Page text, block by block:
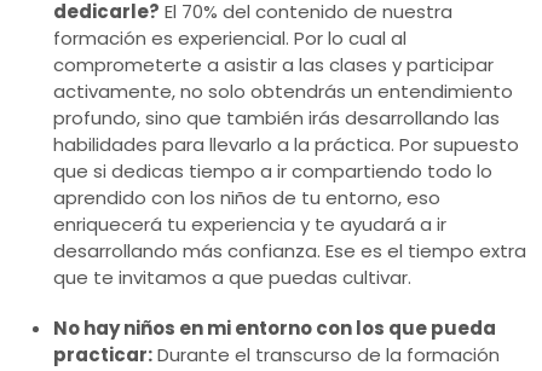
dedicarle? El 70% del contenido de nuestra
formación es experiencial. Por lo cual al
comprometerte a asistir a las clases y participar
activamente, no solo obtendrás un entendimiento
profundo, sino que también irás desarrollando las
habilidades para llevarlo a la práctica. Por supuesto
que si dedicas tiempo a ir compartiendo todo lo
aprendido con los niños de tu entorno, eso
enriquecerá tu experiencia y te ayudará a ir
desarrollando más confianza. Ese es el tiempo extra
que te invitamos a que puedas cultivar.
No hay niños en mi entorno con los que pueda
practicar:Durante el transcurso de la formación